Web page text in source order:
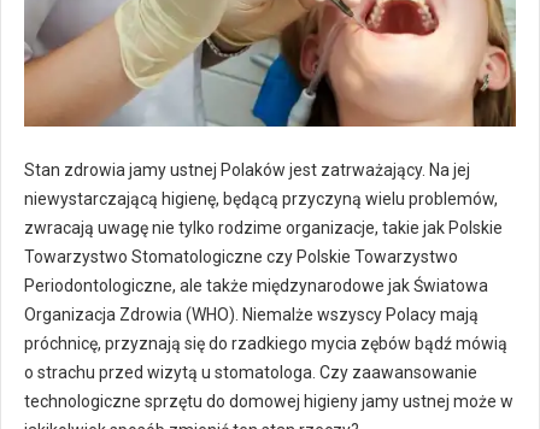
Stan zdrowia jamy ustnej Polaków jest zatrważający. Na jej
niewystarczającą higienę, będącą przyczyną wielu problemów,
zwracają uwagę nie tylko rodzime organizacje, takie jak Polskie
Towarzystwo Stomatologiczne czy Polskie Towarzystwo
Periodontologiczne, ale także międzynarodowe jak Światowa
Organizacja Zdrowia (WHO). Niemalże wszyscy Polacy mają
próchnicę, przyznają się do rzadkiego mycia zębów bądź mówią
o strachu przed wizytą u stomatologa. Czy zaawansowanie
technologiczne sprzętu do domowej higieny jamy ustnej może w